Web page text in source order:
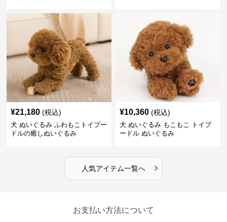
¥21,180 (税込)
犬 ぬいぐるみ ふわもこトイプー
ドルの癒しぬいぐるみ
¥10,360 (税込)
犬 ぬいぐるみ もこもこ トイプ
ードル ぬいぐるみ
人気アイテム一覧へ ›
お支払い方法について